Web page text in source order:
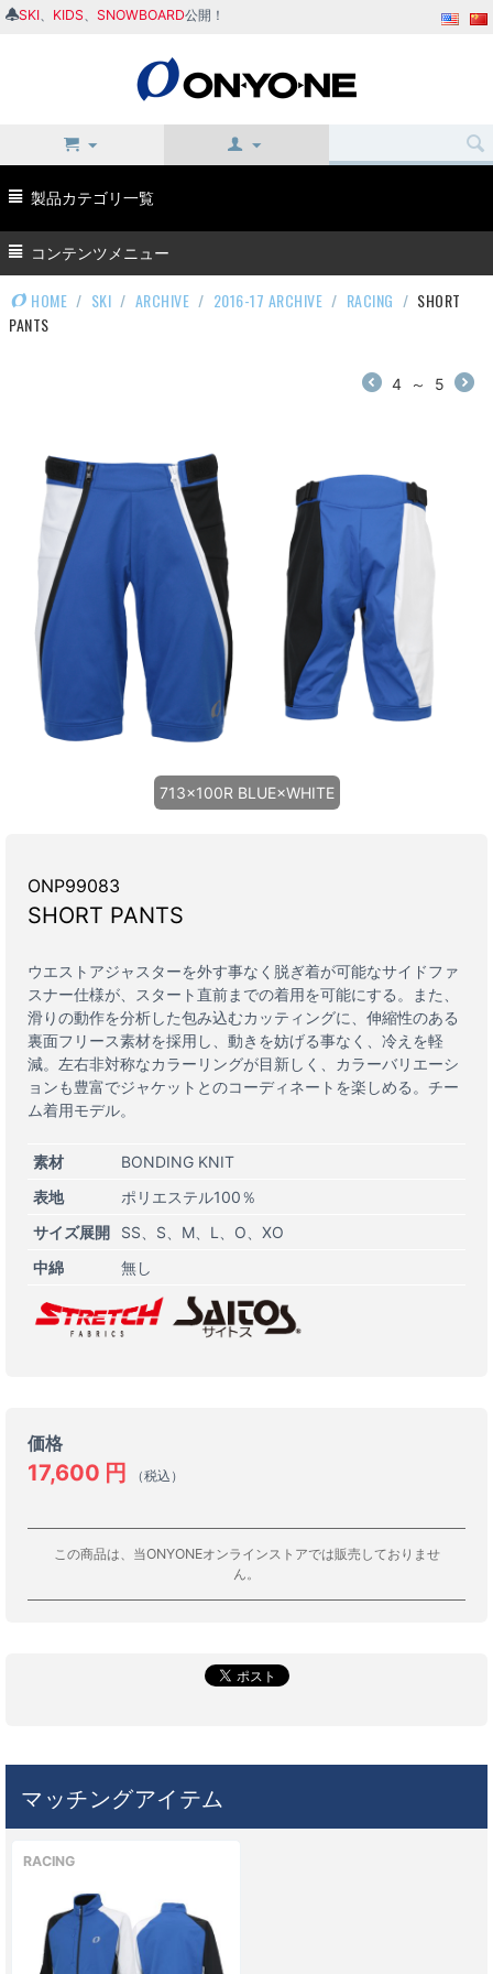
SKI KIDS SNOWBOARD公開！
製品カテゴリ一覧
コンテンツメニュー
HOME / SKI / ARCHIVE / 2016-17 ARCHIVE / RACING / SHORT
PANTS
4 ～ 5
713×100R BLUE×WHITE
ONP99083
SHORT PANTS
ウエストアジャスターを外す事なく脱ぎ着が可能なサイドファ
スナー仕様が、スタート直前までの着用を可能にする。また、
滑りの動作を分析した包み込むカッティングに、伸縮性のある
裏面フリース素材を採用し、動きを妨げる事なく、冷えを軽
減。左右非対称なカラーリングが目新しく、カラーバリエーシ
ョンも豊富でジャケットとのコーディネートを楽しめる。チー
ム着用モデル。
素材
BONDING KNIT
表地
ポリエステル100％
サイズ展開
SS S M L O
XO
中綿
無し
価格
17,600 円 （税込）
この商品は、当ONYONEオンラインストアでは販売しておりませ
ん。
マッチングアイテム
RACING